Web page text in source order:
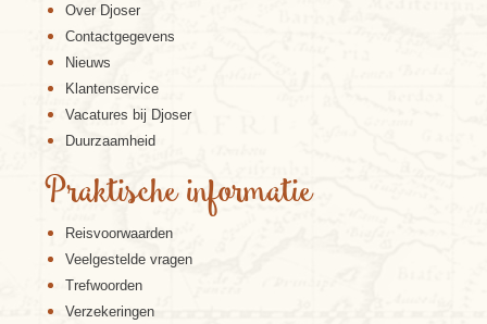
Over Djoser
Contactgegevens
Nieuws
Klantenservice
Vacatures bij Djoser
Duurzaamheid
Praktische informatie
Reisvoorwaarden
Veelgestelde vragen
Trefwoorden
Verzekeringen